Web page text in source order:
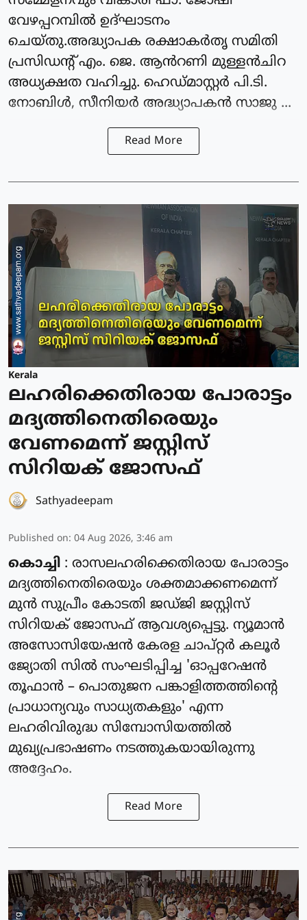
വേഴപ്പറമ്പിൽ ഉദ്ഘാടനം
ചെയ്തു.അദ്ധ്യാപക രക്ഷാകർതൃ സമിതി
പ്രസിഡന്റ്‌ എം. ജെ. ആൻറണി മുള്ളൻചിറ
അധ്യക്ഷത വഹിച്ചു. ഹെഡ്മാസ്റ്റർ പി.ടി.
നോബിൾ, സീനിയർ അദ്ധ്യാപകൻ സാജു ...
Read More
Kerala
ലഹരിക്കെതിരായ പോരാട്ടം
മദ്യത്തിനെതിരെയും
വേണമെന്ന് ജസ്റ്റിസ്
സിറിയക് ജോസഫ്
Sathyadeepam
Published on: 04 Aug 2026, 3:46 am
കൊച്ചി : രാസലഹരിക്കെതിരായ പോരാട്ടം
മദ്യത്തിനെതിരെയും ശക്തമാക്കണമെന്ന്
മുൻ സുപ്രീം കോടതി ജഡ്ജി ജസ്റ്റിസ്
സിറിയക് ജോസഫ് ആവശ്യപ്പെട്ടു. ന്യൂമാൻ
അസോസിയേഷൻ കേരള ചാപ്റ്റർ കലൂർ
ജ്യോതി സിൽ സംഘടിപ്പിച്ച 'ഓപ്പറേഷൻ
തൂഫാൻ – പൊതുജന പങ്കാളിത്തത്തിന്റെ
പ്രാധാന്യവും സാധ്യതകളും' എന്ന
ലഹരിവിരുദ്ധ സിമ്പോസിയത്തിൽ
മുഖ്യപ്രഭാഷണം നടത്തുകയായിരുന്നു
അദ്ദേഹം.
Read More